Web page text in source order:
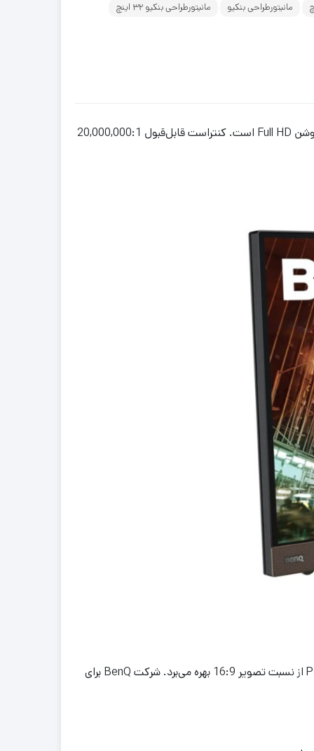
مانیتورطراحی بنکیو
مانیتورطراحی بنکیو 32 اینچ
» (BenQ) یک نمایشگر 21.5 اینچی با رزولوشن Full HD است. کنتراست قابل‌قبول 20,000,000:1
این نمایشگر با داشتن زمان پاسخگویی مطلوب 5 میلی‌ثانیه‌ای برای کاربردهای گیمینگ و حرفه‌ای مناسب است. PD3200Q از نسبت تصویر 16:9 بهره‌ می‌برد. شرکت BenQ برای